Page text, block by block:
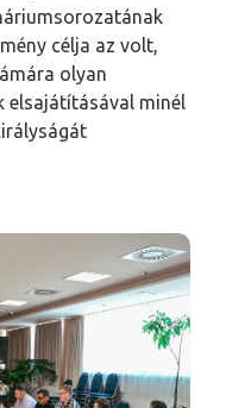
célja az volt,
olyan
elsajátításával minél